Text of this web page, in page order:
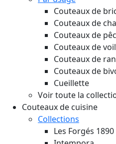
Couteaux de
Couteaux de
Couteaux de
Couteaux de
Couteaux de
Couteaux de
Cueillette
Voir toute la
Couteaux de cuisine
Collections
Les Forgés 1890